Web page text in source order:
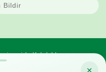
Bildir
Kulak Ver